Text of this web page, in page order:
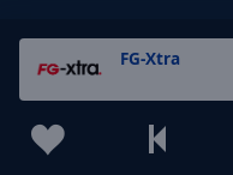
FG-Xtra